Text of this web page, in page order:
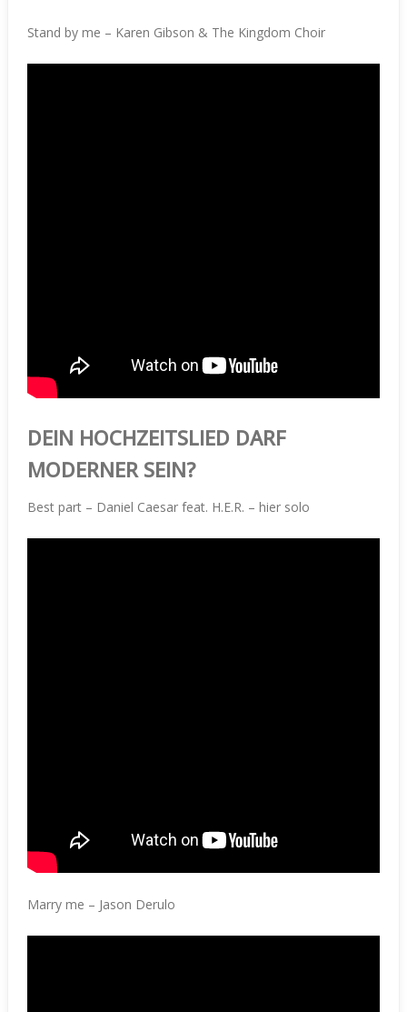
Stand by me – Karen Gibson & The Kingdom Choir
DEIN HOCHZEITSLIED DARF
MODERNER SEIN?
Best part – Daniel Caesar feat. H.E.R. – hier solo
Marry me – Jason Derulo